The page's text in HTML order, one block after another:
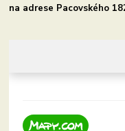
na adrese Pacovského